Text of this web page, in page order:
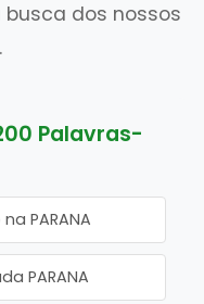
busca dos nossos
Palavras-
PARANA
PARANA